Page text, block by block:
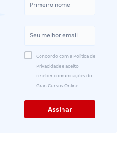
Concordo com a Política de
Privacidade e aceito
receber comunicações do
Gran Cursos Online.